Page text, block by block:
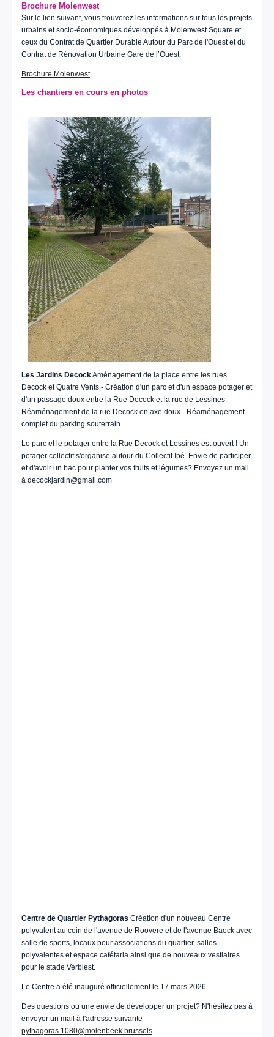
Brochure Molenwest
Sur le lien suivant, vous trouverez les informations sur tous les projets
urbains et socio-économiques développés à Molenwest Square et
ceux du Contrat de Quartier Durable Autour du Parc de l'Ouest et du
Contrat de Rénovation Urbaine Gare de l’Ouest.
Brochure Molenwest
Les chantiers en cours en photos
Les Jardins DecockAménagement de la place entre les rues
Decock et Quatre Vents - Création d'un parc et d'un espace potager et
d'un passage doux entre la Rue Decock et la rue de Lessines -
Réaménagement de la rue Decock en axe doux - Réaménagement
complet du parking souterrain.
Le parc et le potager entre la Rue Decock et Lessines est ouvert ! Un
potager collectif s'organise autour du Collectif Ipé. Envie de participer
et d'avoir un bac pour planter vos fruits et légumes? Envoyez un mail
à decockjardin@gmail.com
Centre de Quartier Pythagoras Création d'un nouveau Centre
polyvalent au coin de l'avenue de Roovere et de l'avenue Baeck avec
salle de sports, locaux pour associations du quartier, salles
polyvalentes et espace cafétaria ainsi que de nouveaux vestiaires
pour le stade Verbiest.
Le Centre a été inauguré officiellement le 17 mars 2026.
Des questions ou une envie de développer un projet? N'hésitez pas à
envoyer un mail à l'adresse suivante
pythagoras.1080@molenbeek.brussels